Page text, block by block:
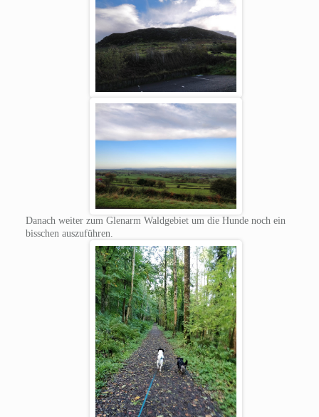
Danach weiter zum Glenarm Waldgebiet um die Hunde noch ein
bisschen auszuführen.